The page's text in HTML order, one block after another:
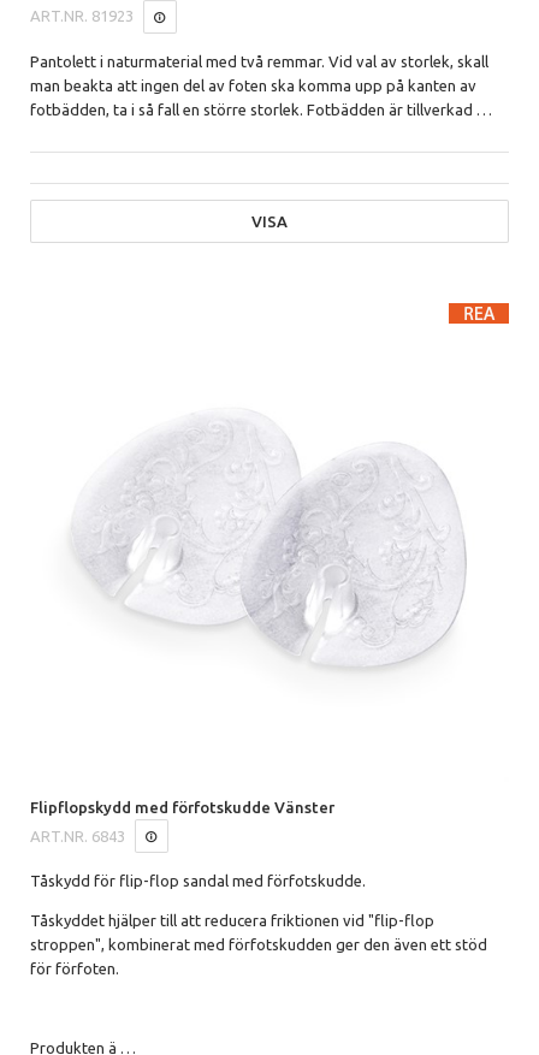
ART.NR. 81923
Pantolett i naturmaterial med två remmar. Vid val av storlek, skall
man beakta att ingen del av foten ska komma upp på kanten av
fotbädden, ta i så fall en större storlek. Fotbädden är tillverkad …
VISA
Flipflopskydd med förfotskudde Vänster
ART.NR. 6843
Tåskydd för flip-flop sandal med förfotskudde.
Tåskyddet hjälper till att reducera friktionen vid "flip-flop
stroppen", kombinerat med förfotskudden ger den även ett stöd
för förfoten.
Produkten ä …